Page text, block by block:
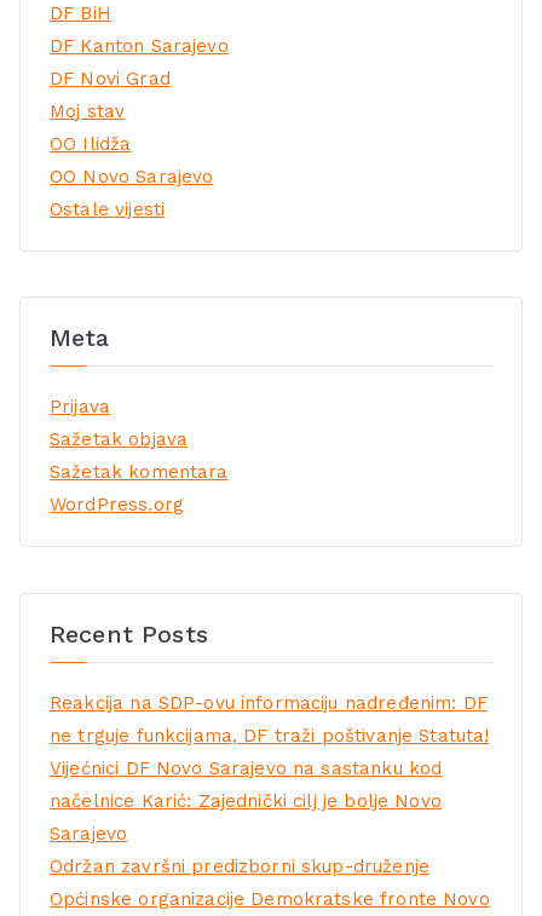
DF BiH
DF Kanton Sarajevo
DF Novi Grad
Moj stav
OO Ilidža
OO Novo Sarajevo
Ostale vijesti
Meta
Prijava
Sažetak objava
Sažetak komentara
WordPress.org
Recent Posts
Reakcija na SDP-ovu informaciju nadređenim: DF
ne trguje funkcijama, DF traži poštivanje Statuta!
Vijećnici DF Novo Sarajevo na sastanku kod
načelnice Karić: Zajednički cilj je bolje Novo
Sarajevo
Održan završni predizborni skup-druženje
Općinske organizacije Demokratske fronte Novo